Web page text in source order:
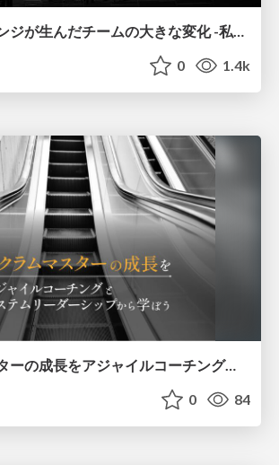
0 1.4k
スクラムマスターの成長をアジャイルコーチングとシステムリーダーシップから学ぼう
0 84